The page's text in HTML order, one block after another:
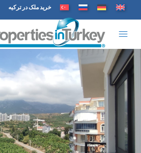
خرید ملک در ترکیه